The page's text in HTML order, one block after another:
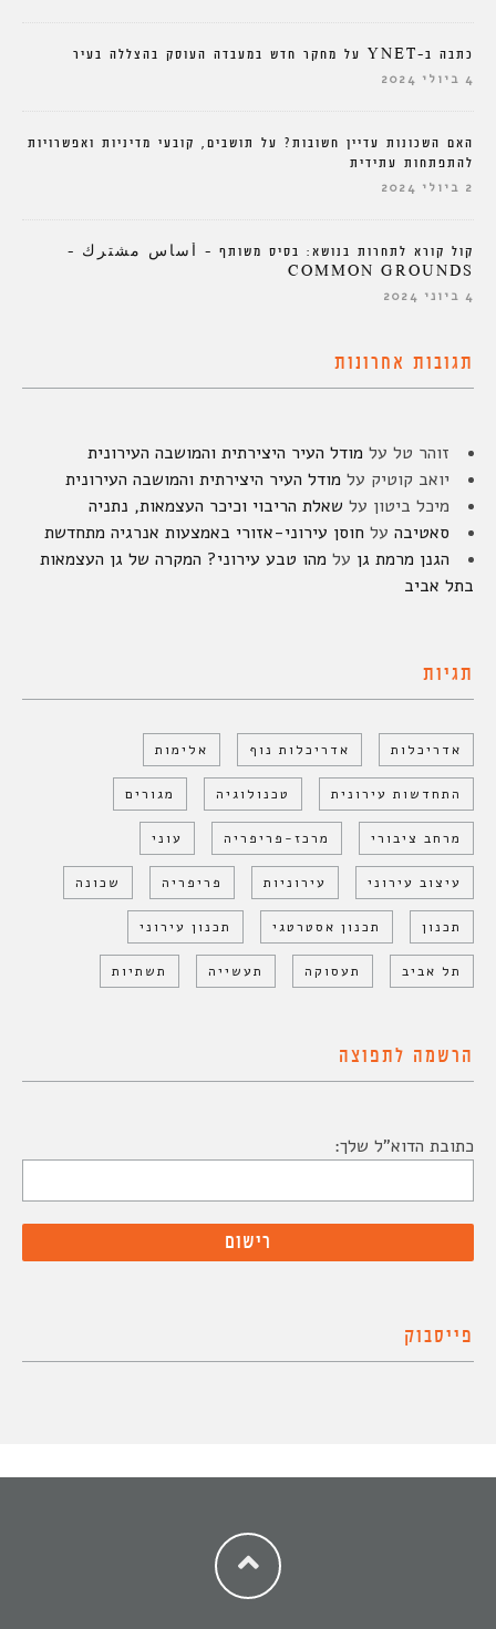
כתבה ב-YNET על מחקר חדש במעבדה העוסק בהצללה בעיר
4 ביולי 2024
האם השכונות עדיין חשובות? על תושבים, קובעי מדיניות ואפשרויות
להתפתחות עתידית
2 ביולי 2024
קול קורא לתחרות בנושא: בסיס משותף – أساس مشترك –
COMMON GROUNDS
4 ביוני 2024
תגובות אחרונות
זוהר טל על מודל העיר היצירתית והמושבה העירונית
יואב קוטיק על מודל העיר היצירתית והמושבה העירונית
מיכל ביטון על שאלת הריבוי וכיכר העצמאות, נתניה
סאטיבה על חוסן עירוני-אזורי באמצעות אנרגיה מתחדשת
הגנן מרמת גן על מהו טבע עירוני? המקרה של גן העצמאות
בתל אביב
תגיות
אדריכלות אדריכלות נוף אלימות
התחדשות עירונית טכנולוגיה מגורים
מרחב ציבורי מרכז-פריפריה עוני
עיצוב עירוני עירוניות פריפריה שכונה
תכנון תכנון אסטרטגי תכנון עירוני
תל אביב תעסוקה תעשייה תשתיות
הרשמה לתפוצה
כתובת הדוא"ל שלך:
פייסבוק